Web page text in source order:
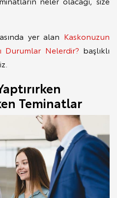
yer alan Kaskonuzun
Durumlar Nelerdir? başlıklı
Teminatlar